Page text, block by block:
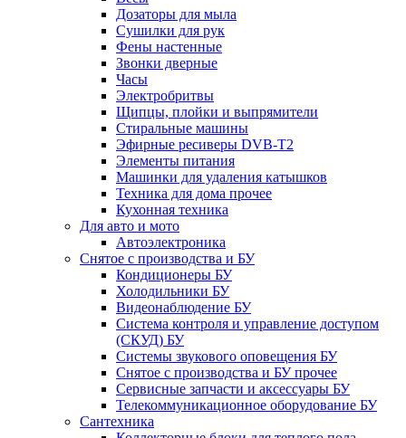
Дозаторы для мыла
Сушилки для рук
Фены настенные
Звонки дверные
Часы
Электробритвы
Щипцы, плойки и выпрямители
Стиральные машины
Эфирные ресиверы DVB-T2
Элементы питания
Машинки для удаления катышков
Техника для дома прочее
Кухонная техника
Для авто и мото
Автоэлектроника
Снятое с производства и БУ
Кондиционеры БУ
Холодильники БУ
Видеонаблюдение БУ
Система контроля и управление доступом
(СКУД) БУ
Системы звукового оповещения БУ
Снятое с производства и БУ прочее
Сервисные запчасти и аксессуары БУ
Телекоммуникационное оборудование БУ
Сантехника